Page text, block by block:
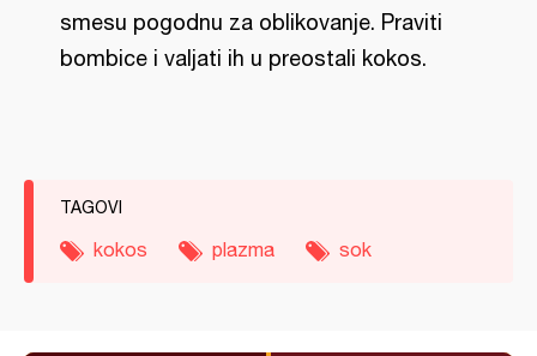
smesu pogodnu za oblikovanje. Praviti
bombice i valjati ih u preostali kokos.
TAGOVI
kokos plazma sok